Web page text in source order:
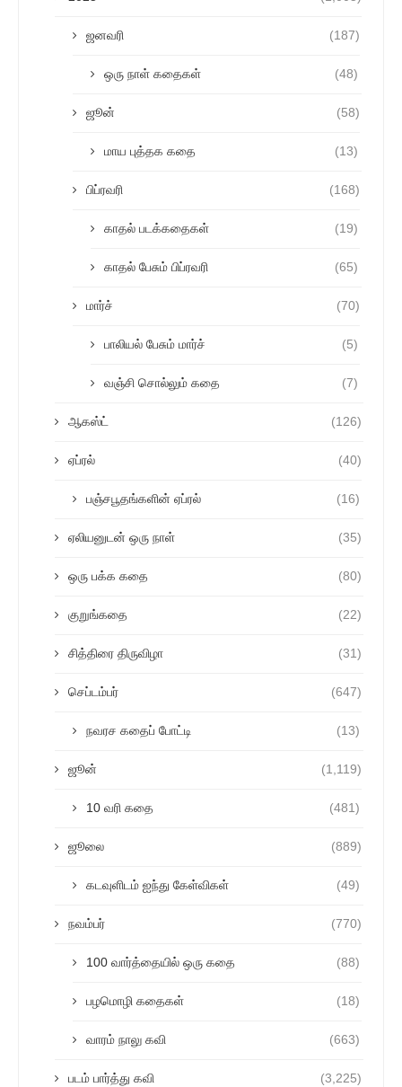
ஜனவரி (187)
ஒரு நாள் கதைகள் (48)
ஜூன் (58)
மாய புத்தக கதை (13)
பிப்ரவரி (168)
காதல் படக்கதைகள் (19)
காதல் பேசும் பிப்ரவரி (65)
மார்ச் (70)
பாலியல் பேசும் மார்ச் (5)
வஞ்சி சொல்லும் கதை (7)
ஆகஸ்ட் (126)
ஏப்ரல் (40)
பஞ்சபூதங்களின் ஏப்ரல் (16)
ஏலியனுடன் ஒரு நாள் (35)
ஒரு பக்க கதை (80)
குறுங்கதை (22)
சித்திரை திருவிழா (31)
செப்டம்பர் (647)
நவரச கதைப் போட்டி (13)
ஜூன் (1,119)
10 வரி கதை (481)
ஜூலை (889)
கடவுளிடம் ஐந்து கேள்விகள் (49)
நவம்பர் (770)
100 வார்த்தையில் ஒரு கதை (88)
பழமொழி கதைகள் (18)
வாரம் நாலு கவி (663)
படம் பார்த்து கவி (3,225)